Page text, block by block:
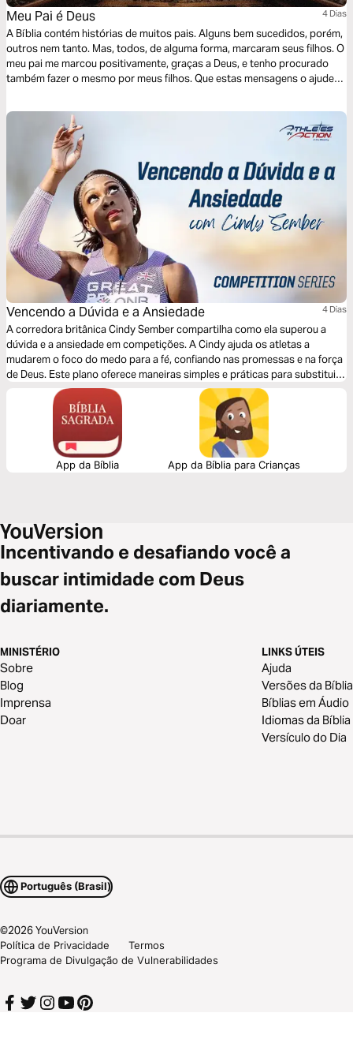
Meu Pai é Deus 4 Dias
A Bíblia contém histórias de muitos pais. Alguns bem sucedidos, porém,
outros nem tanto. Mas, todos, de alguma forma, marcaram seus filhos. O
meu pai me marcou positivamente, graças a Deus, e tenho procurado
também fazer o mesmo por meus filhos. Que estas mensagens o ajudem
aquelas que você mesmo terá que enfrentar como pai.
Vencendo a Dúvida e a Ansiedade 4 Dias
A corredora britânica Cindy Sember compartilha como ela superou a
dúvida e a ansiedade em competições. A Cindy ajuda os atletas a
mudarem o foco do medo para a fé, confiando nas promessas e na força
de Deus. Este plano oferece maneiras simples e práticas para substituir
a ansiedade pela confiança. Ele ajuda você a encontrar paz e confiança
tanto nos esportes quanto na vida. Isto faz parte da série de
competições para usar antes, durante e depois de competir.
App da Bíblia App da Bíblia para Crianças
Incentivando e desafiando você a
buscar intimidade com Deus
diariamente.
MINISTÉRIO
Sobre
Blog
Imprensa
Doar
LINKS ÚTEIS
Ajuda
Versões da Bíblia
Bíblias em Áudio
Idiomas da Bíblia
Versículo do Dia
Português (Brasil)
©2026YouVersion
Política de Privacidade
Termos
Programa de Divulgação de Vulnerabilidades